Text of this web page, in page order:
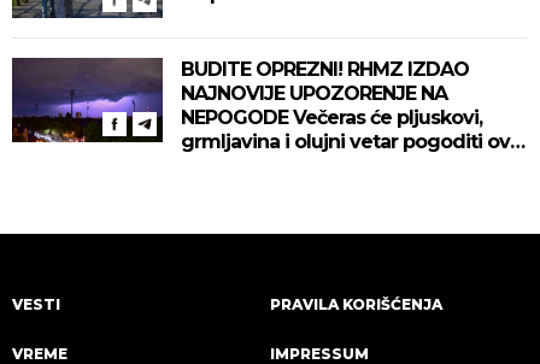
BUDITE OPREZNI! RHMZ IZDAO
NAJNOVIJE UPOZORENJE NA
NEPOGODE Večeras će pljuskovi,
grmljavina i olujni vetar pogoditi ove
VESTI
VREME
PRAVILA KORIŠĆENJA
IMPRESSUM